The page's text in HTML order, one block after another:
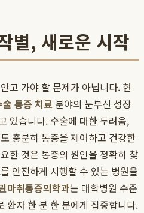
별, 새로운 시작
고 가야 할 문제가 아닙니다. 현
술 통증 치료 분야의 눈부신 성장
있습니다. 수술에 대한 두려움,
충분히 통증을 제어하고 건강한
한 것은 통증의 원인을 정확히 찾
안전하게 시행할 수 있는 병원을
마취통증의학과는 대학병원 수준
환자 한 분 한 분에게 집중합니다.